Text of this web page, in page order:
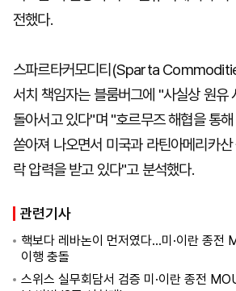
전했다.
스파르타커모디티(Sparta
서치 책임자는 블룸버그에 "사실상 원유
돌아서고 있다"며 "호르무즈 해협을 통
쏟아져 나오면서 미국과 라틴아메리카
락 압력을 받고 있다"고 분석했다.
관련기사
핵보다 레바논이 먼저였다…미·이란 종전
이행 충돌
스위스 실무회담서 검증 미·이란 종전